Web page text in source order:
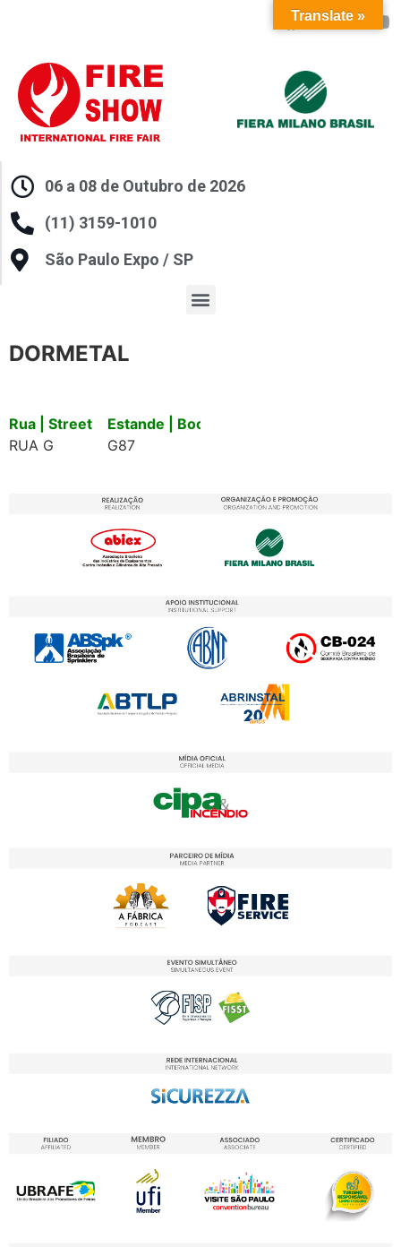
06 a 08 de Outubro de 2026
(11) 3159-1010
São Paulo Expo / SP
DORMETAL
Rua | Street
RUA G
Estande | Booth
G87
Translate »